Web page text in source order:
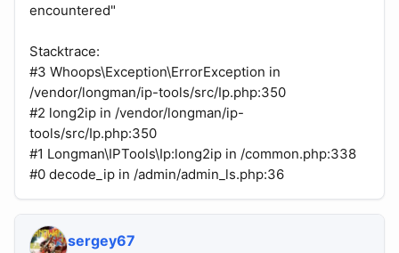
encountered"
Stacktrace:
#3 Whoops\Exception\ErrorException in
/vendor/longman/ip-tools/src/Ip.php:350
#2 long2ip in /vendor/longman/ip-
tools/src/Ip.php:350
#1 Longman\IPTools\Ip:long2ip in /common.php:338
#0 decode_ip in /admin/admin_ls.php:36
sergey67